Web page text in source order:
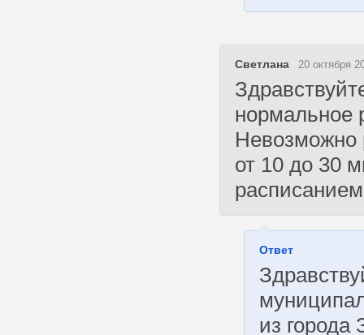
Светлана 20 октября
нормальное
Невозможно
от 10 до 30
Ответ
из города